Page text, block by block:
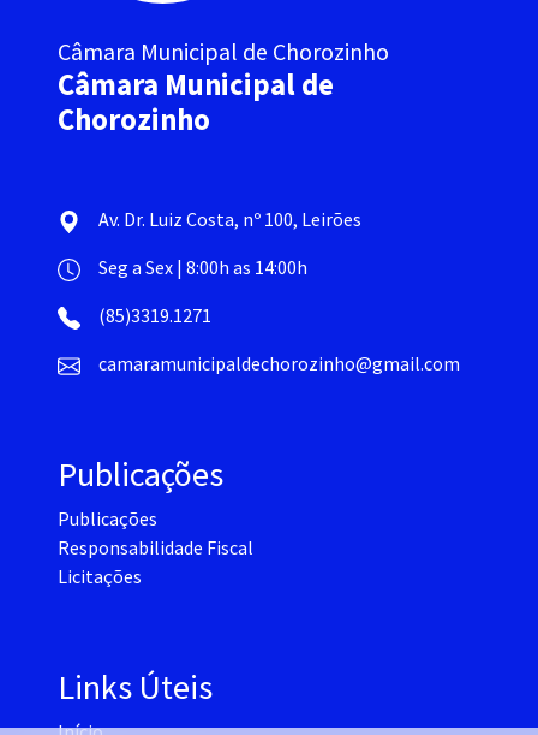
Câmara Municipal de Chorozinho
Câmara Municipal de
Chorozinho
Av. Dr. Luiz Costa, nº 100, Leirões
Seg a Sex | 8:00h as 14:00h
(85)3319.1271
camaramunicipaldechorozinho@gmail.com
Publicações
Publicações
Responsabilidade Fiscal
Licitações
Links Úteis